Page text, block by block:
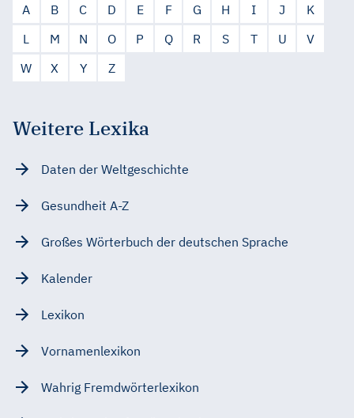
A B C D E F G H I J
K
L
M N O P Q R S T U
V
W
X Y Z
Weitere Lexika
Daten der Weltgeschichte
Gesundheit A-Z
Großes Wörterbuch der deutschen Sprache
Kalender
Lexikon
Vornamenlexikon
Wahrig Fremdwörterlexikon